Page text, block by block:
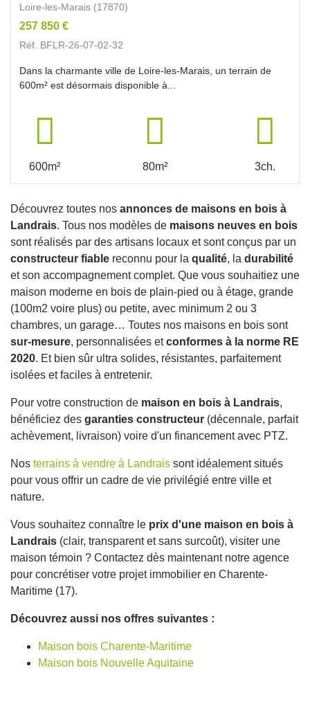
Loire-les-Marais (17870)
257 850 €
Réf. BFLR-26-07-02-32
Dans la charmante ville de Loire-les-Marais, un terrain de
600m² est désormais disponible à...
600m² 80m² 3ch.
Découvrez toutes nos annonces de maisons en bois à
Landrais. Tous nos modèles de maisons neuves en bois
sont réalisés par des artisans locaux et sont conçus par un
constructeur fiable reconnu pour la qualité, la durabilité
et son accompagnement complet. Que vous souhaitiez une
maison moderne en bois de plain-pied ou à étage, grande
(100m2 voire plus) ou petite, avec minimum 2 ou 3
chambres, un garage… Toutes nos maisons en bois sont
sur-mesure, personnalisées etconformes à la norme RE
2020. Et bien sûr ultra solides, résistantes, parfaitement
isolées et faciles à entretenir.
Pour votre construction de maison en bois à Landrais,
bénéficiez des garanties constructeur (décennale, parfait
achèvement, livraison) voire d'un financement avec PTZ.
Nos terrains à vendre à Landrais sont idéalement situés
pour vous offrir un cadre de vie privilégié entre ville et
nature.
Vous souhaitez connaître le prix d'une maison en bois à
Landrais (clair, transparent et sans surcoût), visiter une
maison témoin ? Contactez dès maintenant notre agence
pour concrétiser votre projet immobilier en Charente-
Maritime (17).
Découvrez aussi nos offres suivantes :
Maison bois Charente-Maritime
Maison bois Nouvelle Aquitaine